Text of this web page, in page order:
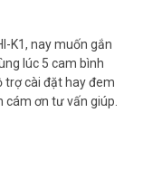
(Ngang),45°(Dọc)
K1, nay muốn gắn
lúc 5 cam bình
trợ cài đặt hay đem
cám ơn tư vấn giúp.